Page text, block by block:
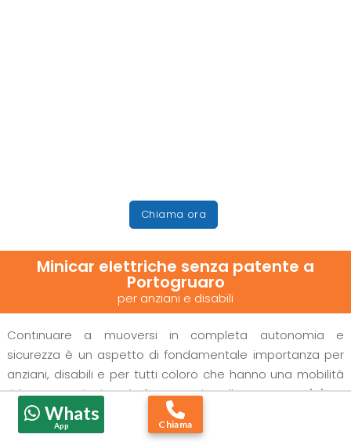
Chiama ora
Minicar elettriche senza patente a
Portogruaro
per anziani e disabili
Continuare a muoversi in completa autonomia e
sicurezza è un aspetto di fondamentale importanza per
anziani, disabili e per tutti coloro che hanno una mobilità
ridotta. Oggi si può fare grazie alle nostreminicar
elettriche con guida senza patente
Whats
App Chiama